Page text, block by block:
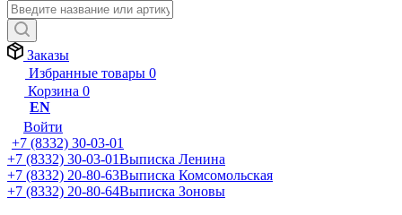
Заказы
Избранные товары 0
Корзина 0
EN
Войти
+7 (8332) 30-03-01
+7 (8332) 30-03-01Выписка Ленина
+7 (8332) 20-80-63Выписка Комсомольская
+7 (8332) 20-80-64Выписка Зоновы